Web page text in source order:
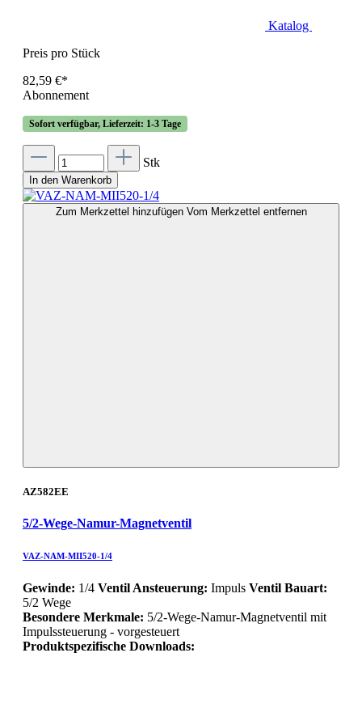
Katalog
Preis pro Stück
82,59 €*
Abonnement
Sofort verfügbar, Lieferzeit: 1-3 Tage
Stk
In den Warenkorb
Zum Merkzettel hinzufügen Vom Merkzettel entfernen
AZ582EE
5/2-Wege-Namur-Magnetventil
VAZ-NAM-MII520-1/4
Gewinde: 1/4 Ventil Ansteuerung: Impuls Ventil Bauart:
5/2 Wege
Besondere Merkmale: 5/2-Wege-Namur-Magnetventil mit
Impulssteuerung - vorgesteuert
Produktspezifische Downloads: